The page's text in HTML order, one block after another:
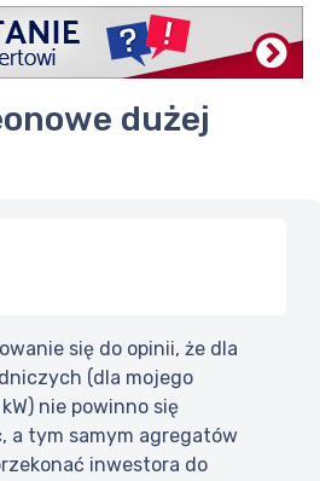
się do opinii, że dla
(dla mojego
nie powinno się
a tym samym agregatów
inwestora do